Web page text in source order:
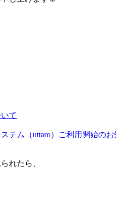
て
テム（uttaro）ご利用開始の
れたら、